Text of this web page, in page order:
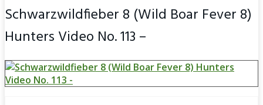
Schwarzwildfieber 8 (Wild Boar Fever 8)
Hunters Video No. 113 –